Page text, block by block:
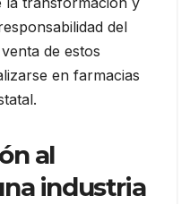
del
de estos
en farmacias
al
industria